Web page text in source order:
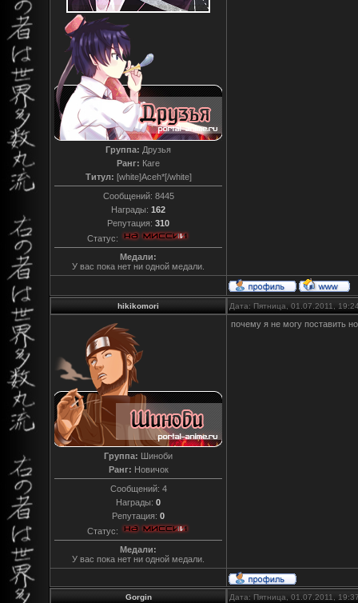
Группа: Друзья
Ранг: Каге
Титул: [white]Aceh*[/white]
Сообщений: 8445
Награды: 162
Репутация: 310
Статус:
Медали:
У вас пока нет ни одной медали.
hikikomori Дата: Пятница, 01.07.2011,
Группа: Шиноби
Ранг: Новичок
Сообщений: 4
Награды: 0
Репутация: 0
Статус:
Медали:
У вас пока нет ни одной медали.
почему я не могу поставить
Gorgin Дата: Пятница, 01.07.2011,